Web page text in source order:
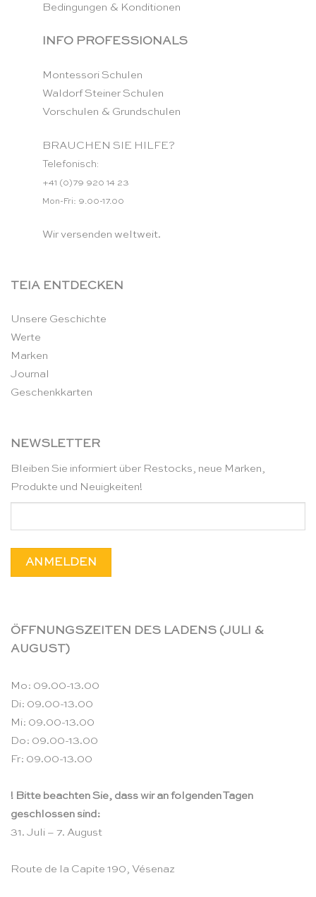
Bedingungen & Konditionen
INFO PROFESSIONALS
Montessori Schulen
Waldorf Steiner Schulen
Vorschulen & Grundschulen
BRAUCHEN SIE HILFE?
Telefonisch:
+41 (0)79 920 14 23
Mon-Fri: 9.00-17.00
Wir versenden weltweit.
TEIA ENTDECKEN
Unsere Geschichte
Werte
Marken
Journal
Geschenkkarten
NEWSLETTER
Bleiben Sie informiert über Restocks, neue Marken,
Produkte und Neuigkeiten!
ÖFFNUNGSZEITEN DES LADENS (JULI &
AUGUST)
Mo: 09.00-13.00
Di: 09.00-13.00
Mi: 09.00-13.00
Do: 09.00-13.00
Fr: 09.00-13.00
! Bitte beachten Sie, dass wir an folgenden Tagen
geschlossen sind:
31. Juli – 7. August
Route de la Capite 190, Vésenaz